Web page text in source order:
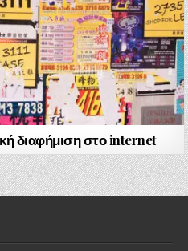
διαφήμιση στο internet